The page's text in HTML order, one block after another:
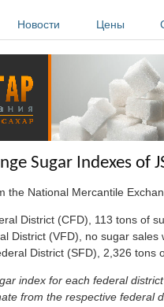
Новости
Цены
Sugar Indexes of
the National Mercantile
District (CFD), 113 tons of
District (VFD), no sugar
District (SFD), 2,326
index for each federal
from the respective federal